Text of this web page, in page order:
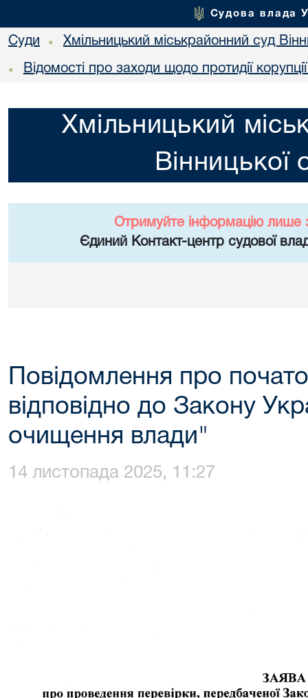
Судова влада
Суди • Хмільницький міськрайонний суд
• Відомості про заходи щодо протидії
Хмільницький
Вінницької
Отримуйте інформацію лише
Єдиний Контакт-центр судової
Повідомлення про
відповідно до Закону
очищення влади"
14 листопада 2025, 11:27